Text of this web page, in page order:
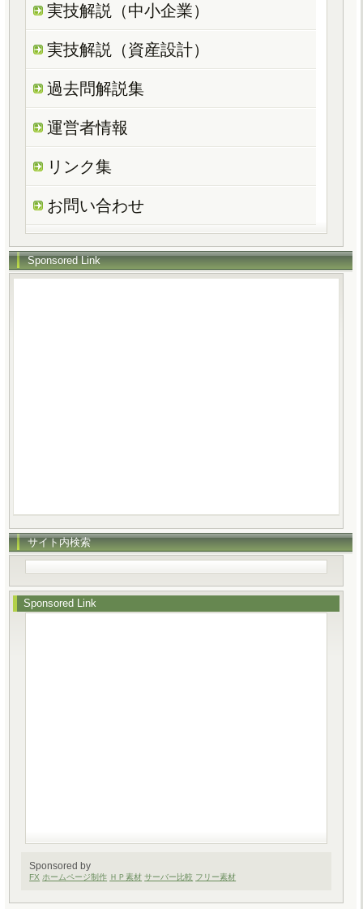
実技解説（中小企業）
実技解説（資産設計）
過去問解説集
運営者情報
リンク集
お問い合わせ
Sponsored Link
サイト内検索
Sponsored Link
Sponsored by
FX ホームページ制作 ＨＰ素材 サーバー比較 フリー素材